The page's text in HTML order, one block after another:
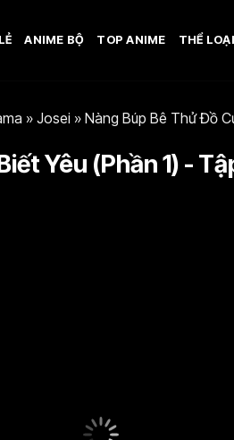
ANIME BỘ TOP ANIME THỂ LOẠI
» Josei » Nàng Búp Bê Thử Đồ
Yêu (Phần 1) -